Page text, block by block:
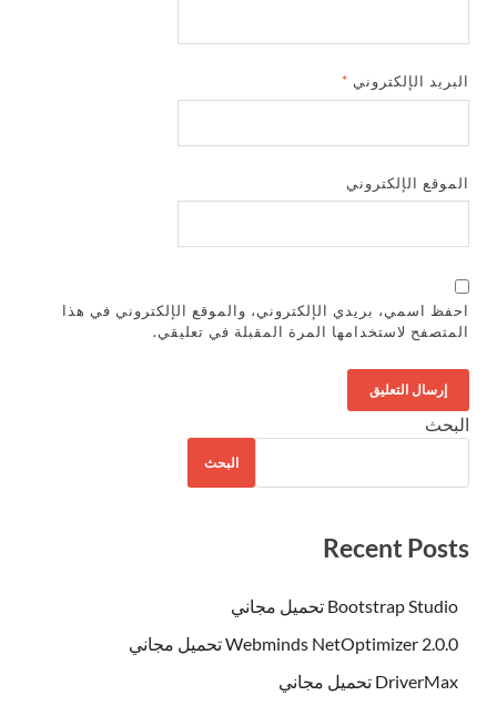
البريد الإلكتروني *
الموقع الإلكتروني
احفظ اسمي، بريدي الإلكتروني، والموقع الإلكتروني في هذا
المتصفح لاستخدامها المرة المقبلة في تعليقي.
البحث
البحث
Recent Posts
Bootstrap Studio تحميل مجاني
Webminds NetOptimizer 2.0.0 تحميل مجاني
DriverMax تحميل مجاني